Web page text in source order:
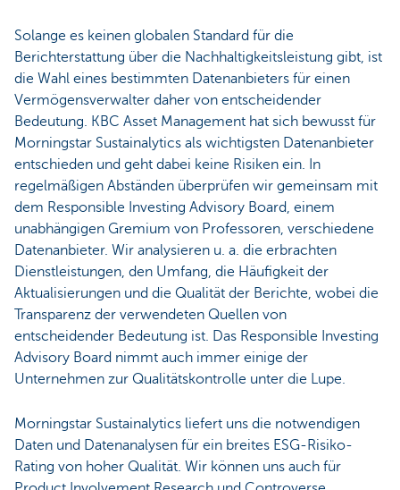
Solange es keinen globalen Standard für die
Berichterstattung über die Nachhaltigkeitsleistung gibt, ist
die Wahl eines bestimmten Datenanbieters für einen
Vermögensverwalter daher von entscheidender
Bedeutung. KBC Asset Management hat sich bewusst für
Morningstar Sustainalytics als wichtigsten Datenanbieter
entschieden und geht dabei keine Risiken ein. In
regelmäßigen Abständen überprüfen wir gemeinsam mit
dem Responsible Investing Advisory Board, einem
unabhängigen Gremium von Professoren, verschiedene
Datenanbieter. Wir analysieren u. a. die erbrachten
Dienstleistungen, den Umfang, die Häufigkeit der
Aktualisierungen und die Qualität der Berichte, wobei die
Transparenz der verwendeten Quellen von
entscheidender Bedeutung ist. Das Responsible Investing
Advisory Board nimmt auch immer einige der
Unternehmen zur Qualitätskontrolle unter die Lupe.
Morningstar Sustainalytics liefert uns die notwendigen
Daten und Datenanalysen für ein breites ESG-Risiko-
Rating von hoher Qualität. Wir können uns auch für